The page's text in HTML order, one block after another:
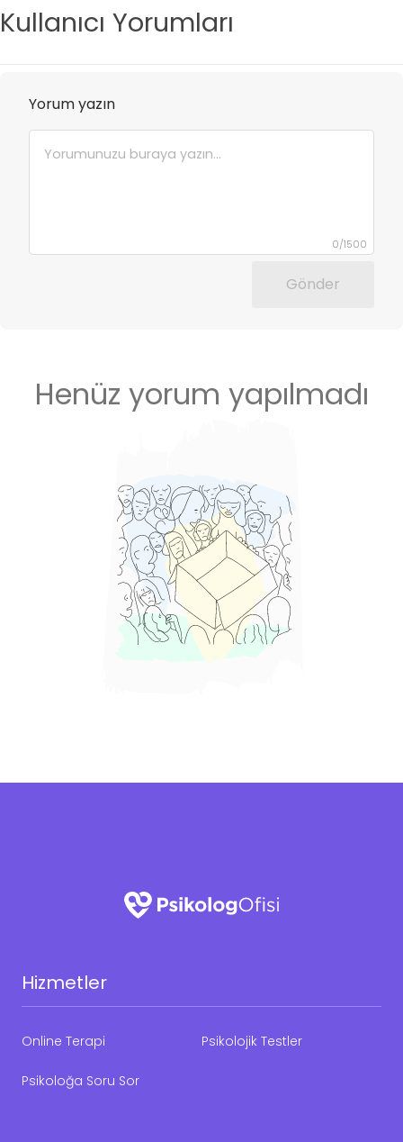
Kullanıcı Yorumları
Yorum yazın
0/1500
Gönder
Henüz yorum yapılmadı
Hizmetler
Online Terapi Psikolojik Testler
Psikoloğa Soru Sor